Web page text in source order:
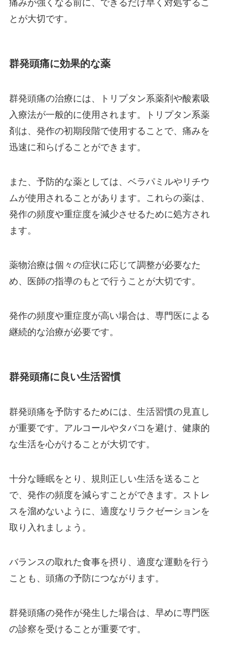
痛みが強くなる前に、できるだけ早く対処するこ
とが大切です。
群発頭痛に効果的な薬
群発頭痛の治療には、トリプタン系薬剤や酸素吸
入療法が一般的に使用されます。トリプタン系薬
剤は、発作の初期段階で使用することで、痛みを
迅速に和らげることができます。
また、予防的な薬としては、ベラパミルやリチウ
ムが使用されることがあります。これらの薬は、
発作の頻度や重症度を減少させるために処方され
ます。
薬物治療は個々の症状に応じて調整が必要なた
め、医師の指導のもとで行うことが大切です。
発作の頻度や重症度が高い場合は、専門医による
継続的な治療が必要です。
群発頭痛に良い生活習慣
群発頭痛を予防するためには、生活習慣の見直し
が重要です。アルコールやタバコを避け、健康的
な生活を心がけることが大切です。
十分な睡眠をとり、規則正しい生活を送ること
で、発作の頻度を減らすことができます。ストレ
スを溜めないように、適度なリラクゼーションを
取り入れましょう。
バランスの取れた食事を摂り、適度な運動を行う
ことも、頭痛の予防につながります。
群発頭痛の発作が発生した場合は、早めに専門医
の診察を受けることが重要です。